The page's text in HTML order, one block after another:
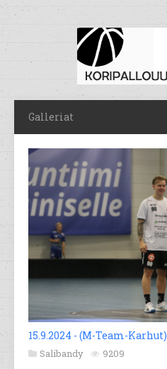
Galleriat
15.9.2024 - (M-Team-Karhut)
Salibandy 9209